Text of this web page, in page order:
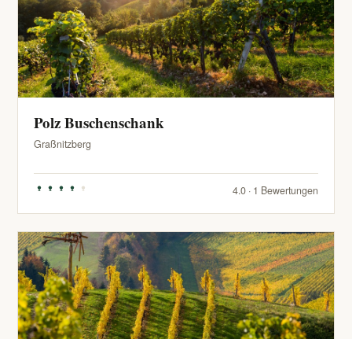
Polz Buschenschank
Graßnitzberg
4.0 · 1 Bewertungen